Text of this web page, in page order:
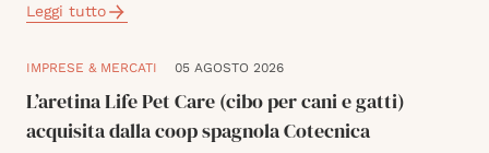
Leggi tutto
IMPRESE & MERCATI 05 AGOSTO 2026
L’aretina Life Pet Care (cibo per cani e gatti)
acquisita dalla coop spagnola Cotecnica